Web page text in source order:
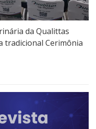
da Qualittas
tradicional Cerimônia